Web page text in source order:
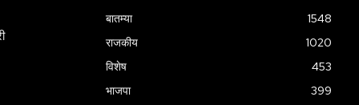
बातम्या
1548
राजकीय
1020
विशेष
453
भाजपा
399